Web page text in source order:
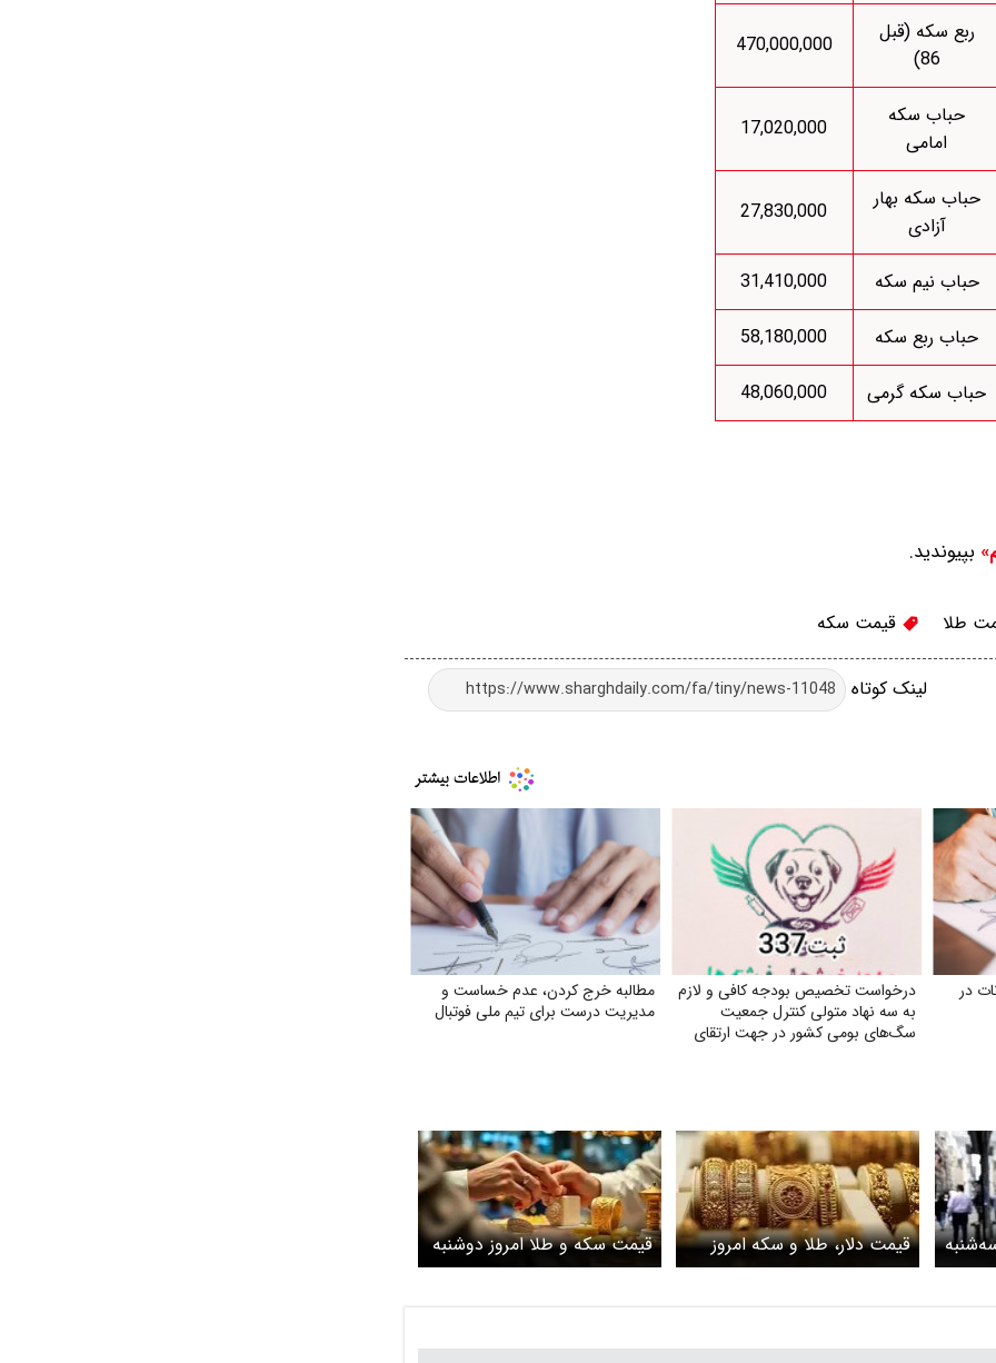
ربع سکه (قبل
86)
470,000,000
حباب سکه
امامی
17,020,000
حباب سکه بهار
آزادی
27,830,000
حباب نیم سکه
31,410,000
حباب ربع سکه
58,180,000
حباب سکه گرمی
48,060,000
بپیوندید.
طلا قیمت سکه
لینک کوتاه
در
درخواست تخصیص بودجه کافی و لازم
به سه نهاد متولی کنترل جمعیت
سگ‌های بومی کشور در جهت ارتقای
مطالبه خرج کردن، عدم خساست و
مدیریت درست برای تیم ملی فوتبال
۲۹ اردیبهشت ۱۴۰۵ / طلا 18
قیمت دلار، طلا و سکه امروز
دوشنبه ۲۸ اردیبهشت ۱۴۰۵ /
قیمت سکه و طلا امروز دوشنبه
۲۸ اردیبهشت ۱۴۰۵/ ربع سکه